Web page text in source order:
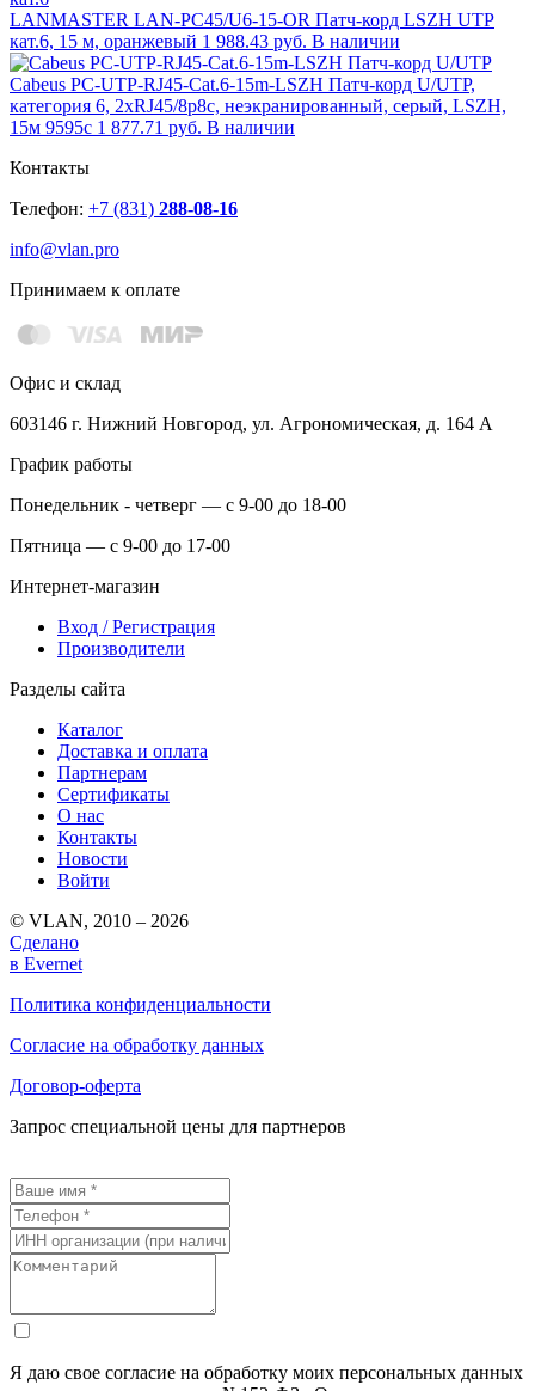
LANMASTER LAN-PC45/U6-15-OR Патч-корд LSZH UTP
кат.6, 15 м, оранжевый 1 988.43 руб. В наличии
Cabeus PC-UTP-RJ45-Cat.6-15m-LSZH Патч-корд U/UTP,
категория 6, 2xRJ45/8p8c, неэкранированный, серый, LSZH,
15м 9595c 1 877.71 руб. В наличии
Контакты
Телефон: +7 (831) 288-08-16
info@vlan.pro
Принимаем к оплате
Офис и склад
603146 г. Нижний Новгород, ул. Агрономическая, д. 164 А
График работы
Понедельник - четверг — с 9-00 до 18-00
Пятница — с 9-00 до 17-00
Интернет-магазин
Вход / Регистрация
Производители
Разделы сайта
Каталог
Доставка и оплата
Партнерам
Сертификаты
О нас
Контакты
Новости
Войти
© VLAN, 2010 – 2026
Сделано
в Evernet
Политика конфиденциальности
Согласие на обработку данных
Договор-оферта
Запрос специальной цены для партнеров
Я даю свое согласие на обработку моих персональных данных